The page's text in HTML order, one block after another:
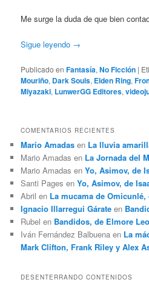
Me surge la duda de que bien
Sigue leyendo →
Publicado en Fantasía,No Ficción |
Mouriño, Dark Souls, Elden Ring,
Miyazaki, LunwerGG Editores,
COMENTARIOS RECIENTES
Mario Amadas en La lluvia
Mario Amadas en La Jornada del
Mario Amadas enYo, Asimov, de
Santi Pages enYo, Asimov, de
Abril en La mucama de
Ignacio Illarregui Gárate en
Rubel en Bandidos, de Elmore
Iván Fernández Balbuena en La
Mark Clifton, Frank Riley y Alex
DESENTERRANDO CONTENIDOS